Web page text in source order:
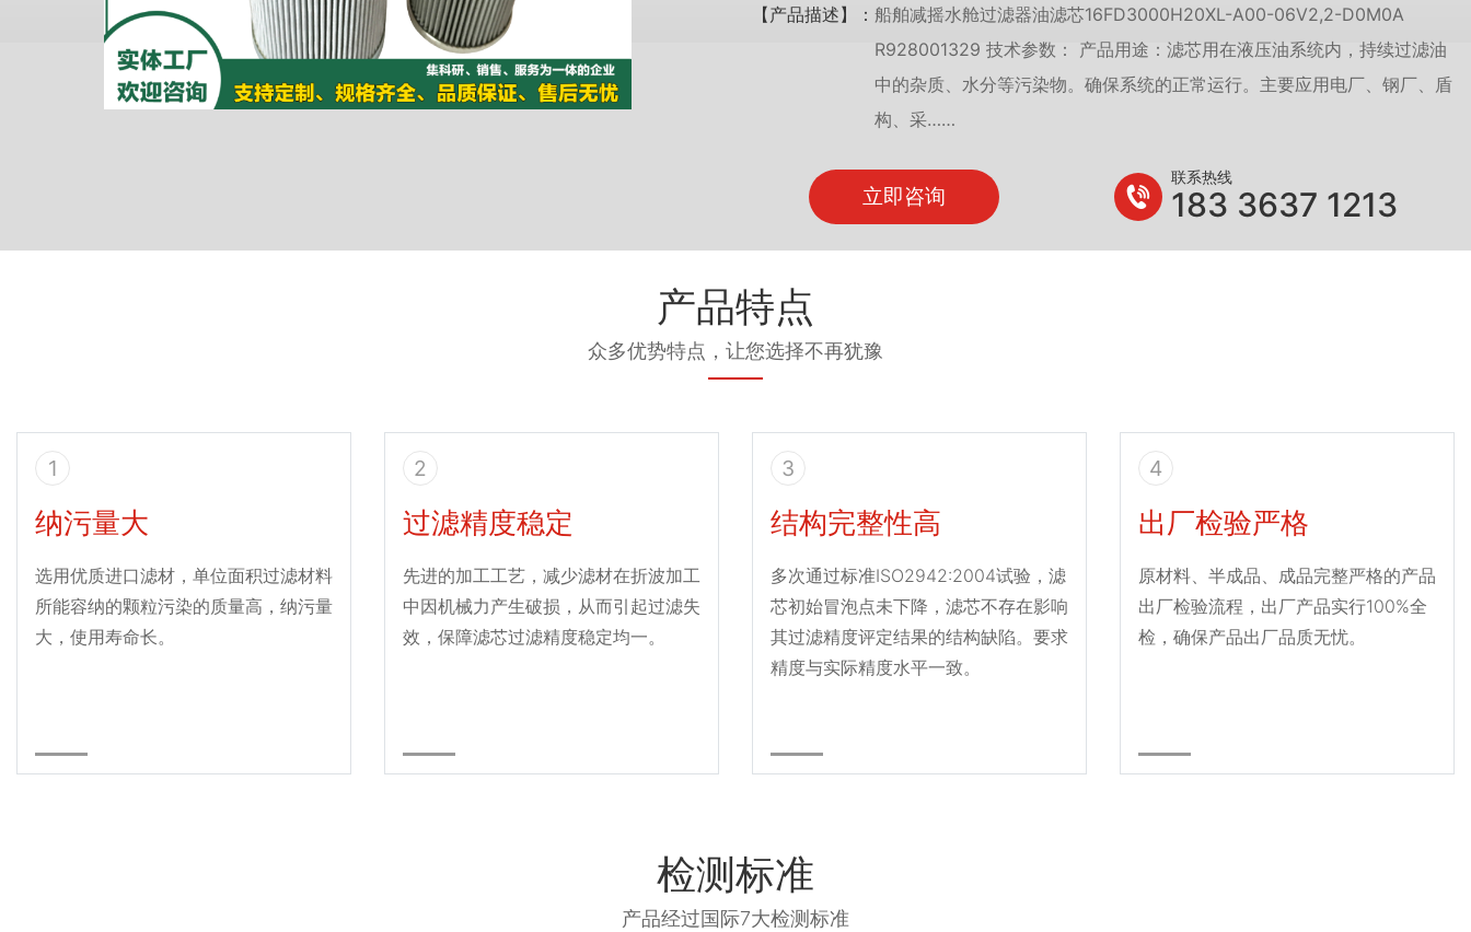
【产品描述】： 船舶减摇水舱过滤器油滤芯16FD3000H20XL-A00-06V2,2-D0M0A
R928001329 技术参数： 产品用途：滤芯用在液压油系统内，持续过滤油
中的杂质、水分等污染物。确保系统的正常运行。主要应用电厂、钢厂、盾
构、采……
立即咨询
联系热线
183 3637 1213
产品特点
众多优势特点，让您选择不再犹豫
1
纳污量大
选用优质进口滤材，单位面积过滤材料
所能容纳的颗粒污染的质量高，纳污量
大，使用寿命长。
2
过滤精度稳定
先进的加工工艺，减少滤材在折波加工
中因机械力产生破损，从而引起过滤失
效，保障滤芯过滤精度稳定均一。
3
结构完整性高
多次通过标准ISO2942:2004试验，滤
芯初始冒泡点未下降，滤芯不存在影响
其过滤精度评定结果的结构缺陷。要求
精度与实际精度水平一致。
4
出厂检验严格
原材料、半成品、成品完整严格的产品
出厂检验流程，出厂产品实行100%全
检，确保产品出厂品质无忧。
检测标准
产品经过国际7大检测标准